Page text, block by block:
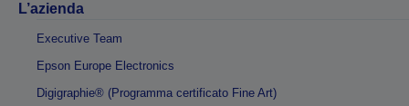
L’azienda
Executive Team
Epson Europe Electronics
Digigraphie® (Programma certificato Fine Art)